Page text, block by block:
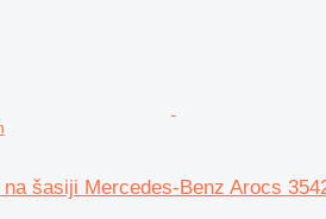
na šasiji Mercedes-Benz Arocs